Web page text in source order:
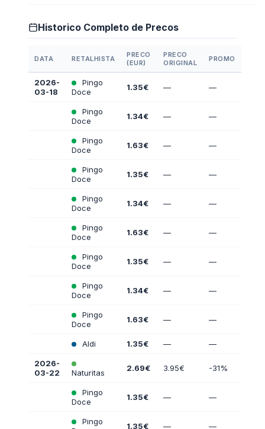
Historico Completo de Precos
DATA RETALHISTA
PRECO
(EUR)
PRECO
ORIGINAL
PROMO
2026-
03-18
Pingo
Doce
1.35€ — —
Pingo
Doce
1.34€ — —
Pingo
Doce
1.63€ — —
Pingo
Doce
1.35€ — —
Pingo
Doce
1.34€ — —
Pingo
Doce
1.63€ — —
Pingo
Doce
1.35€ — —
Pingo
Doce
1.34€ — —
Pingo
Doce
1.63€ — —
Aldi 1.35€ — —
2026-
03-22
Naturitas 2.69€ 3.95€ -31%
Pingo
Doce
1.35€ — —
Pingo
1.35€ — —